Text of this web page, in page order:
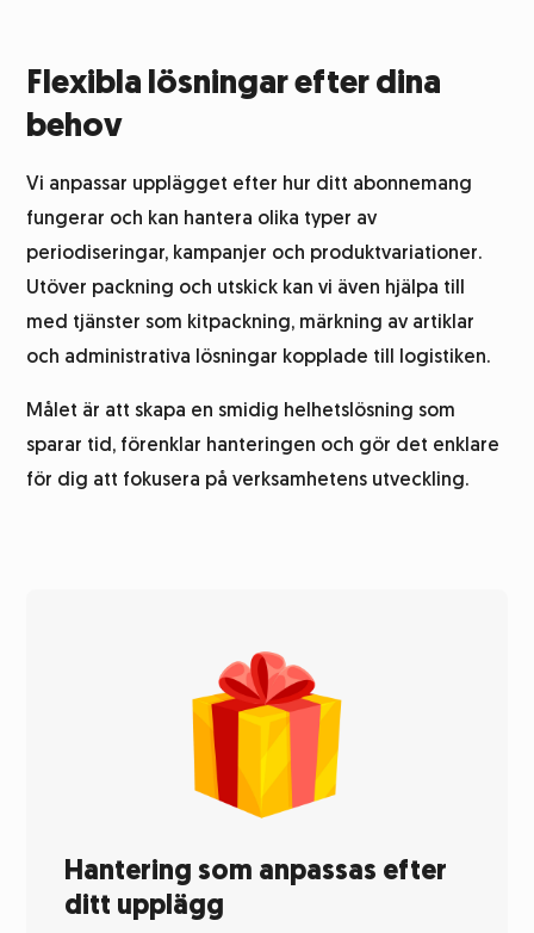
Flexibla lösningar efter dina
behov
Vi anpassar upplägget efter hur ditt abonnemang
fungerar och kan hantera olika typer av
periodiseringar, kampanjer och produktvariationer.
Utöver packning och utskick kan vi även hjälpa till
med tjänster som kitpackning, märkning av artiklar
och administrativa lösningar kopplade till logistiken.
Målet är att skapa en smidig helhetslösning som
sparar tid, förenklar hanteringen och gör det enklare
för dig att fokusera på verksamhetens utveckling.
Hantering som anpassas efter
ditt upplägg